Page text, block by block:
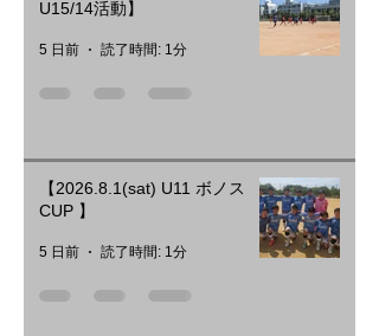
U15/14活動】
5 日前 読了時間: 1分
【2026.8.1(sat) U11 ボノス
CUP 】
5 日前 読了時間: 1分